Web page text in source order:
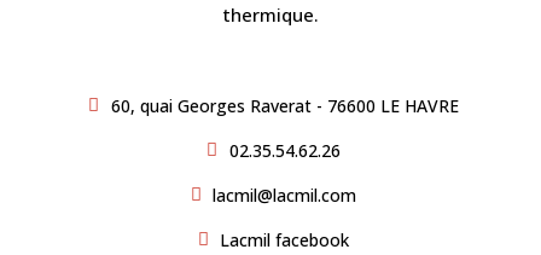
thermique.
60, quai Georges Raverat - 76600 LE HAVRE
02.35.54.62.26
lacmil@lacmil.com
Lacmil facebook